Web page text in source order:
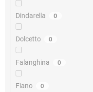
Dindarella 0
Dolcetto 0
Falanghina 0
Fiano 0